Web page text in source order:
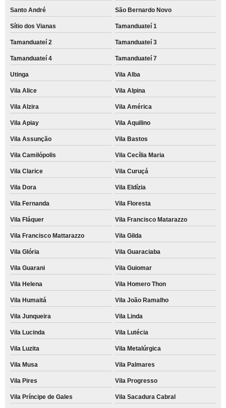
Santo André São Bernardo Novo
Sítio dos Vianas Tamanduateí 1
Tamanduateí 2 Tamanduateí 3
Tamanduateí 4 Tamanduateí 7
Utinga Vila Alba
Vila Alice Vila Alpina
Vila Alzira Vila América
Vila Apiay Vila Aquilino
Vila Assunção Vila Bastos
Vila Camilópolis Vila Cecília Maria
Vila Clarice Vila Curuçá
Vila Dora Vila Eldízia
Vila Fernanda Vila Floresta
Vila Fláquer Vila Francisco Matarazzo
Vila Francisco Mattarazzo Vila Gilda
Vila Glória Vila Guaraciaba
Vila Guarani Vila Guiomar
Vila Helena Vila Homero Thon
Vila Humaitá Vila João Ramalho
Vila Junqueira Vila Linda
Vila Lucinda Vila Lutécia
Vila Luzita Vila Metalúrgica
Vila Musa Vila Palmares
Vila Pires Vila Progresso
Vila Príncipe de Gales Vila Sacadura Cabral